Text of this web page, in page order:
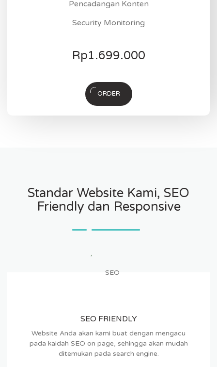
Pencadangan Konten
Security Monitoring
Rp1.699.000
ORDER
Standar Website Kami, SEO
Friendly dan Responsive
SEO FRIENDLY
Website Anda akan kami buat dengan mengacu
pada kaidah SEO on page, sehingga akan mudah
ditemukan pada search engine.